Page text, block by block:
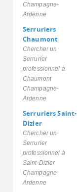
Champagne-
Ardenne
Serruriers
Chaumont
Chercher un
Serrurier
professionnel à
Chaumont
Champagne-
Ardenne
Serruriers Saint-
Dizier
Chercher un
Serrurier
professionnel à
Saint-Dizier
Champagne-
Ardenne